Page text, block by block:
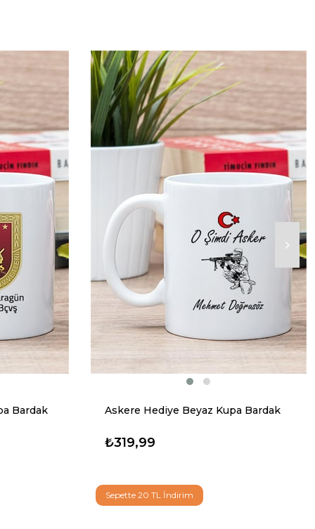
Bardak Askere Hediye Beyaz Kupa Bardak
₺319,99
Sepette 20 TL İndirim